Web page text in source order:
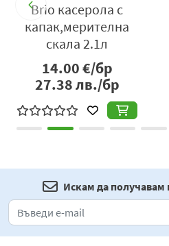
Brio касерола с
капак,мерителна
скала 2.1л
14.00€/бр
27.38лв./бр
Искам да